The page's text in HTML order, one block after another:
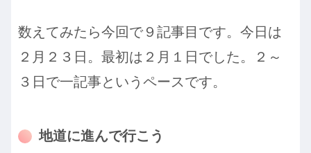
数えてみたら今回で９記事目です。今日は
２月２３日。最初は２月１日でした。２～
３日で一記事というペースです。
地道に進んで行こう